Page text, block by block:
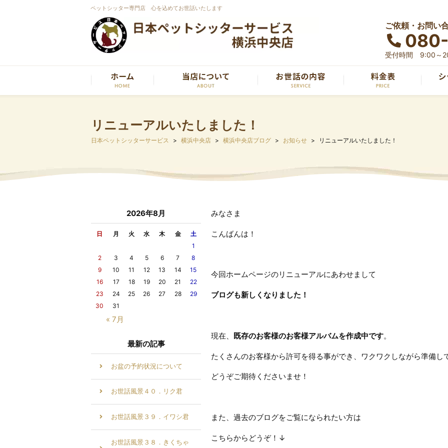
ペットシッター専門店 心を込めてお世話いたします
ご依頼・お問い
受付時間 9:00～
リニューアルいたしました！
日本ペットシッターサービス 横浜中央店 横浜中央店ブログ お知らせ リニューアルいたしました！
みなさま
こんばんは！
今回ホームページのリニューアルにあわせまして
ブログも新しくなりました！
現在、 既存のお客様のお客様アルバムを作成中です。
たくさんのお客様から許可を得る事ができ、ワクワクしながら準備し
どうぞご期待くださいませ！
また、過去のブログをご覧になられたい方は
こちらからどうぞ！↓
2026年8月
日 月 火 水 木 金 土
« 7月
1
2
3 4 5 6 7
8
9
10 11 12 13 14
15
16
17 18 19 20 21
22
23
24 25 26 27 28
29
30
31
最新の記事
お盆の予約状況について
お世話風景４０．リク君
お世話風景３９．イワシ君
お世話風景３８．きくちゃ